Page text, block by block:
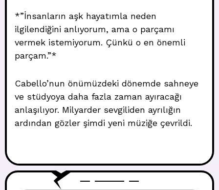
*”İnsanların aşk hayatımla neden
ilgilendiğini anlıyorum, ama o parçamı
vermek istemiyorum. Çünkü o en önemli
parçam.”*
Cabello’nun önümüzdeki dönemde sahneye
ve stüdyoya daha fazla zaman ayıracağı
anlaşılıyor. Milyarder sevgiliden ayrılığın
ardından gözler şimdi yeni müziğe çevrildi.